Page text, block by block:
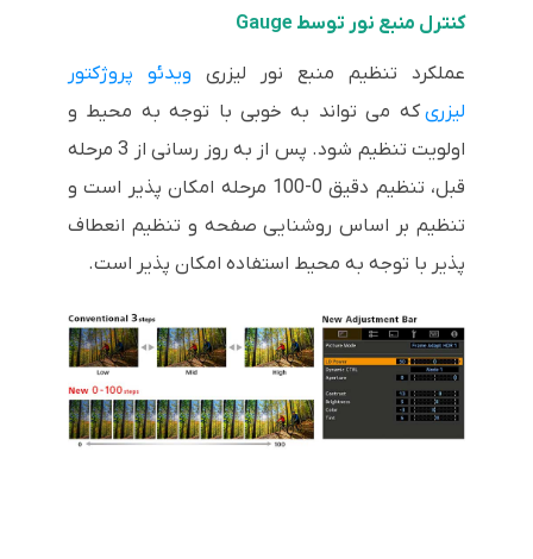
کنترل منبع نور توسط Gauge
عملکرد تنظیم منبع نور لیزری ویدئو پروژکتور
لیزریکه می تواند به خوبی با توجه به محیط و
اولویت تنظیم شود. پس از به روز رسانی از 3 مرحله
قبل، تنظیم دقیق 0-100 مرحله امکان پذیر است و
تنظیم بر اساس روشنایی صفحه و تنظیم انعطاف
پذیر با توجه به محیط استفاده امکان پذیر است.